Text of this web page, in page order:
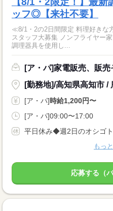
ッフ◎【来社不要】
≪8/1・2の2日間限定 料理好きな
スタッフ大募集 ノンフライヤー
調理器具を使用し...
[ア・パ]家電販売、販
[勤務地]/高知県高知市 /
[ア・パ]時給1,200円〜
[ア・パ]09:00〜17:00
平日休み◆週2日のオシゴト
もっ
応募する（